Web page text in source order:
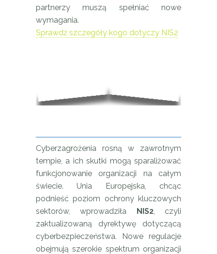
partnerzy muszą spełniać nowe
wymagania.
Sprawdź szczegóły kogo dotyczy NIS2
Cyberzagrożenia rosną w zawrotnym
tempie, a ich skutki mogą sparaliżować
funkcjonowanie organizacji na całym
świecie. Unia Europejska, chcąc
podnieść poziom ochrony kluczowych
sektorów, wprowadziła NIS2, czyli
zaktualizowaną dyrektywę dotyczącą
cyberbezpieczeństwa. Nowe regulacje
obejmują szerokie spektrum organizacji